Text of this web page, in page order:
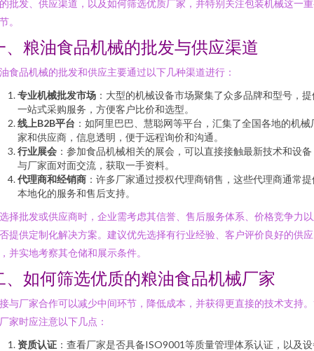
批发、供应渠道，以及如何筛选优质厂家，并特别关注包装机械这一
。
、粮油食品机械的批发与供应渠道
食品机械的批发和供应主要通过以下几种渠道进行：
专业机械批发市场 ：大型的机械设备市场聚集了众多品牌和型号，
一站式采购服务，方便客户比价和选型。
线上B2B平台 ：如阿里巴巴、慧聪网等平台，汇集了全国各地的机械
家和供应商，信息透明，便于远程询价和沟通。
行业展会 ：参加食品机械相关的展会，可以直接接触最新技术和设备
与厂家面对面交流，获取一手资料。
代理商和经销商 ：许多厂家通过授权代理商销售，这些代理商通常提
本地化的服务和售后支持。
择批发或供应商时，企业需考虑其信誉、售后服务体系、价格竞争力
提供定制化解决方案。建议优先选择有行业经验、客户评价良好的供应
并实地考察其仓储和展示条件。
、如何筛选优质的粮油食品机械厂家
与厂家合作可以减少中间环节，降低成本，并获得更直接的技术支持
家时应注意以下几点：
资质认证 ：查看厂家是否具备ISO9001等质量管理体系认证，以及